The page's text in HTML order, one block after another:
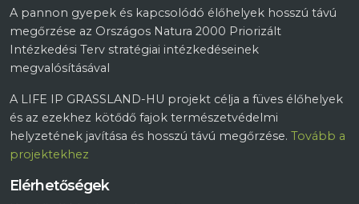
A pannon gyepek és kapcsolódó élőhelyek hosszú távú
megőrzése az Országos Natura 2000 Priorizált
Intézkedési Terv stratégiai intézkedéseinek
megvalósításával
A LIFE IP GRASSLAND-HU projekt célja a füves élőhelyek
és az ezekhez kötődő fajok természetvédelmi
helyzetének javítása és hosszú távú megőrzése. Tovább a
projektekhez
Elérhetőségek